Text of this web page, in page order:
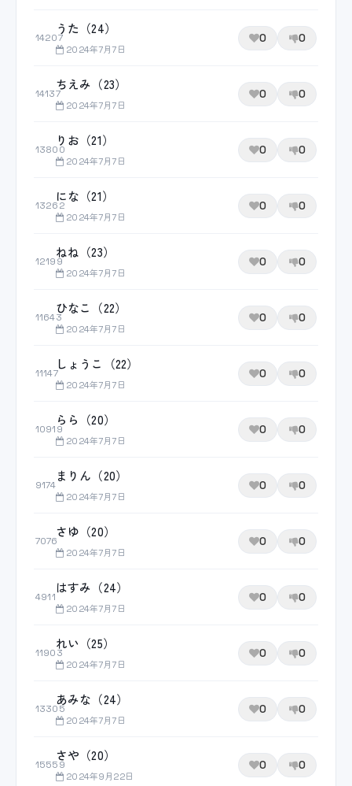
14207
うた（24）
2024年7月7日
0 0
14137
ちえみ（23）
2024年7月7日
0 0
13800
りお（21）
2024年7月7日
0 0
13262
にな（21）
2024年7月7日
0 0
12199
ねね（23）
2024年7月7日
0 0
11643
ひなこ（22）
2024年7月7日
0 0
11147
しょうこ（22）
2024年7月7日
0 0
10919
らら（20）
2024年7月7日
0 0
9174
まりん（20）
2024年7月7日
0 0
7076
さゆ（20）
2024年7月7日
0 0
4911
はすみ（24）
2024年7月7日
0 0
11903
れい（25）
2024年7月7日
0 0
13305
あみな（24）
2024年7月7日
0 0
15559
さや（20）
2024年9月22日
0 0